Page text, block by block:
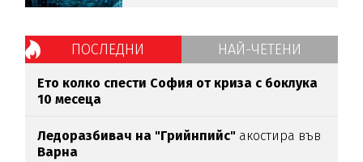
ПОСЛЕДНИ НАЙ-ЧЕТЕНИ
Ето колко спести София от криза с боклука
10 месеца
Ледоразбивач на "Грийнпийс" акостира във
Варна